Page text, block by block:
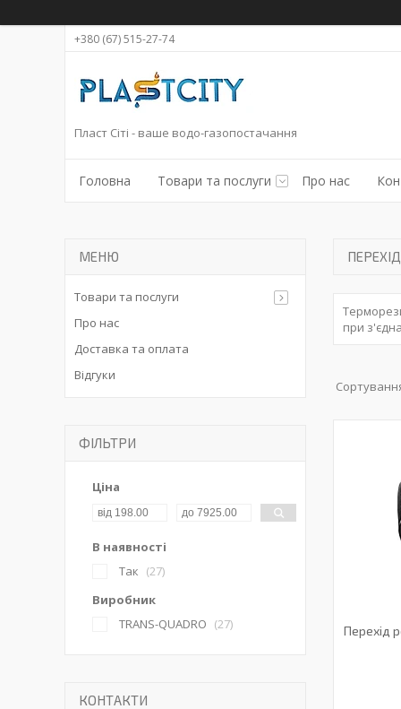
+380 (67) 515-27-74
Пласт Сіті - ваше водо-газопостачання
Головна Товари та послуги Про нас
при
Перехід
Товари та послуги
Про нас
Доставка та оплата
Відгуки
ФІЛЬТРИ
Ціна
В наявності
Так
27
Виробник
TRANS-QUADRO
27
КОНТАКТИ